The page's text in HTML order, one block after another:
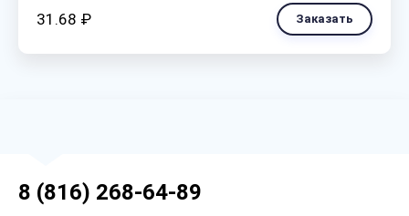
31.68 ₽ Заказать
8 (816) 268-64-89